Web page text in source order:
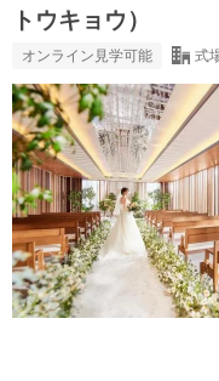
トウキョウ）
オンライン見学可能 式